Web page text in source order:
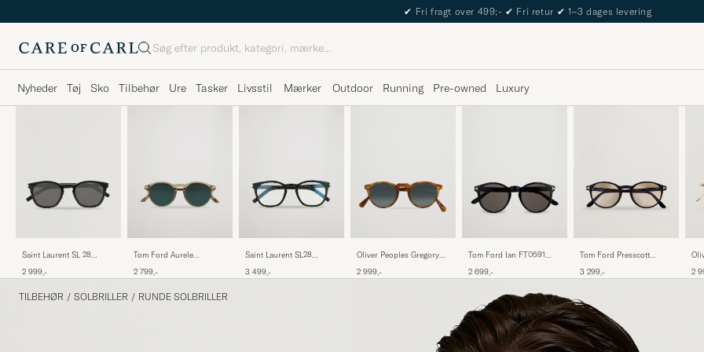
The Care of Carl Passport
Søg
Nyheder Tøj Sko Tilbehør Ure Tasker Livsstil Mærker Outdoor Running Pre-owned Luxury
Saint Laurent SL 28
2 999,-
Tom Ford Aurele
Beige/Blue
2 799,-
Saint Laurent SL28
Black/Transparent
3 499,-
Oliver Peoples Gregory
Matte/Indigo
2 999,-
Tom Ford Ian FT0591
2 699,-
Tom Ford Presscott
Black/Brown
3 299,- 2
TILBEHØR / SOLBRILLER / RUNDE SOLBRILLER